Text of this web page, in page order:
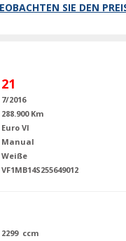
SIE DEN
21
7/2016
288.900 Km
Euro VI
Manual
Weiße
VF1MB14S255649012
2299 ccm